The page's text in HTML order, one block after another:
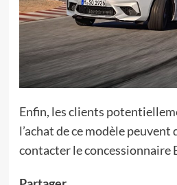
Enfin, les clients
l’achat de ce modèle
contacter le concessionnaire